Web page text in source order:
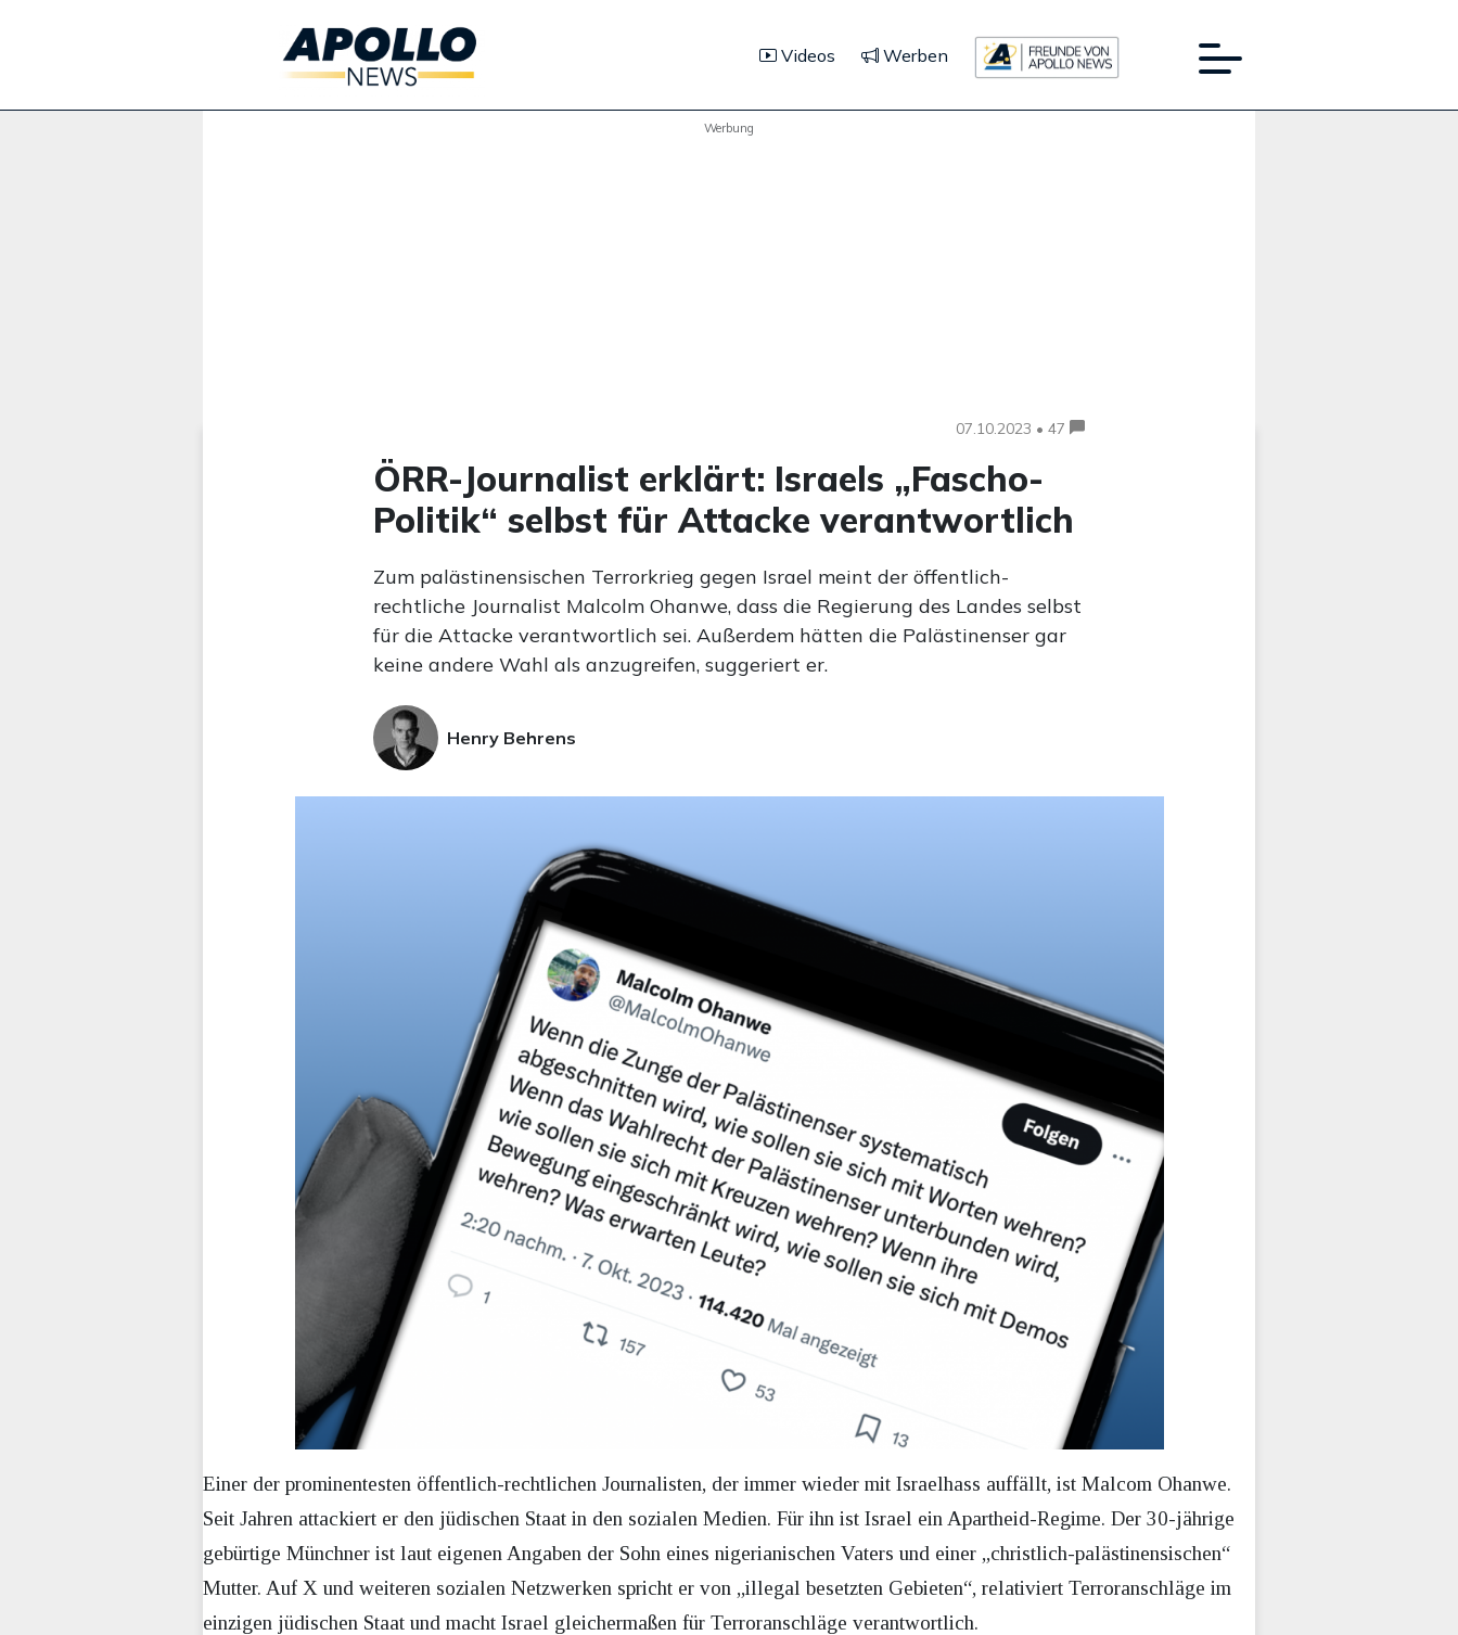
Videos Werben
Werbung
07.10.2023 • 47
ÖRR-Journalist erklärt: Israels „Fascho-
Politik“ selbst für Attacke verantwortlich
Zum palästinensischen Terrorkrieg gegen Israel meint der öffentlich-
rechtliche Journalist Malcolm Ohanwe, dass die Regierung des Landes selbst
für die Attacke verantwortlich sei. Außerdem hätten die Palästinenser gar
keine andere Wahl als anzugreifen, suggeriert er.
Henry Behrens
Einer der prominentesten öffentlich-rechtlichen Journalisten, der immer wieder mit Israelhass auffällt, ist Malcom Ohanwe.
Seit Jahren attackiert er den jüdischen Staat in den sozialen Medien. Für ihn ist Israel ein Apartheid-Regime. Der 30-jährige
gebürtige Münchner ist laut eigenen Angaben der Sohn eines nigerianischen Vaters und einer „christlich-palästinensischen“
Mutter. Auf X und weiteren sozialen Netzwerken spricht er von „illegal besetzten Gebieten“, relativiert Terroranschläge im
einzigen jüdischen Staat und macht Israel gleichermaßen für Terroranschläge verantwortlich.